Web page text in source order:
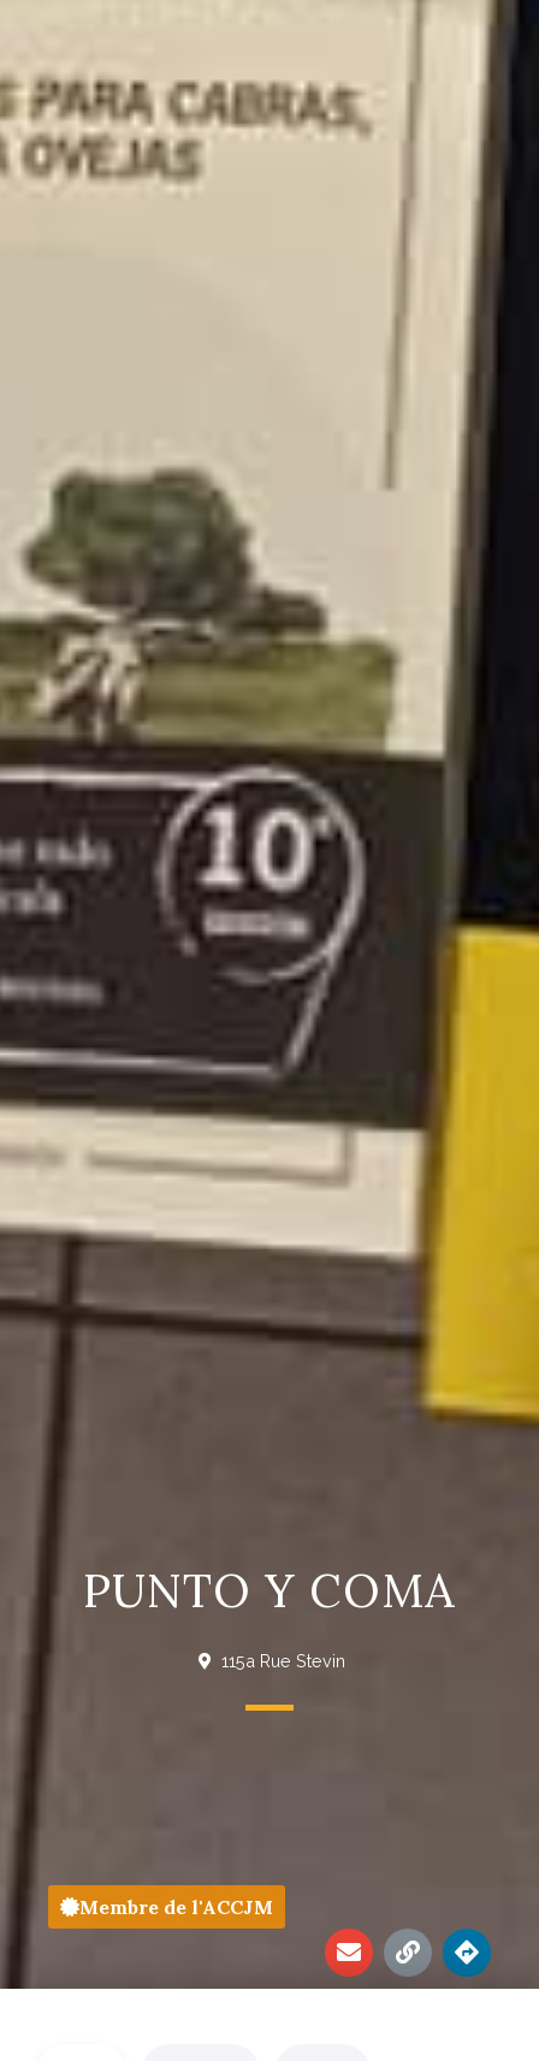
PUNTO Y COMA
115a Rue Stevin
Membre de l'ACCJM